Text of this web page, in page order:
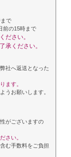
で
前の15時まで
ださい。
承ください。
社へ返送となった
ます。
うお願いします。
がございますの
さい。
む手数料をご負担